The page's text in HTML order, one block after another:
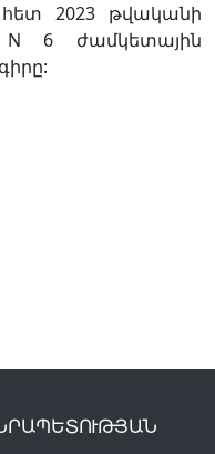
2023 թվականի
N 6 ժամկետային